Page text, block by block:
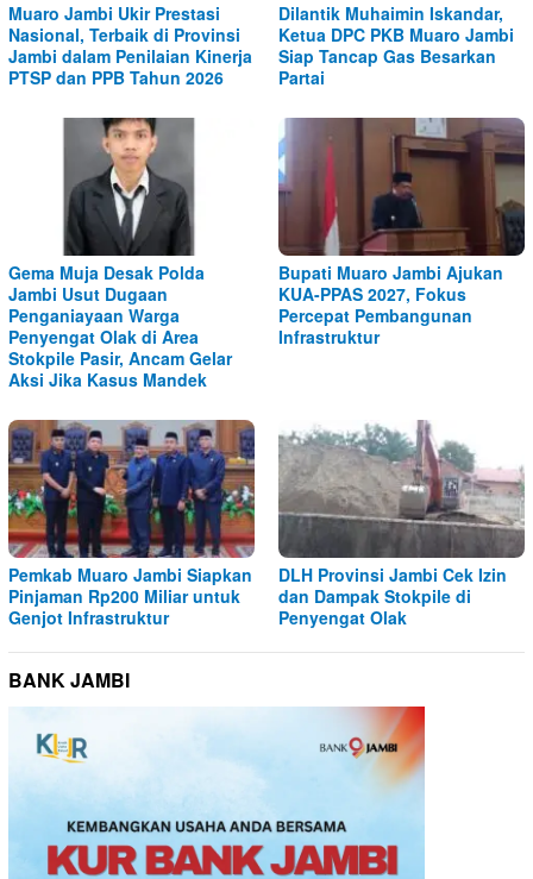
Muaro Jambi Ukir Prestasi
Nasional, Terbaik di Provinsi
Jambi dalam Penilaian Kinerja
PTSP dan PPB Tahun 2026
Dilantik Muhaimin Iskandar,
Ketua DPC PKB Muaro Jambi
Siap Tancap Gas Besarkan
Partai
Gema Muja Desak Polda
Jambi Usut Dugaan
Penganiayaan Warga
Penyengat Olak di Area
Stokpile Pasir, Ancam Gelar
Aksi Jika Kasus Mandek
Bupati Muaro Jambi Ajukan
KUA-PPAS 2027, Fokus
Percepat Pembangunan
Infrastruktur
Pemkab Muaro Jambi Siapkan
Pinjaman Rp200 Miliar untuk
Genjot Infrastruktur
DLH Provinsi Jambi Cek Izin
dan Dampak Stokpile di
Penyengat Olak
BANK JAMBI